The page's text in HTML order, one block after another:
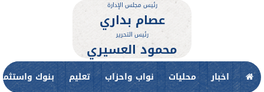
رئيس مجلس الإدارة
عصام بداري
رئيس التحرير
محمود العسيري
اخبار محليات نواب واحزاب تعليم بنوك